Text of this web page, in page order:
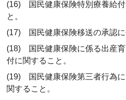
(16) 国民健康保険特別療養給付
と。
(17) 国民健康保険移送の承認に
(18) 国民健康保険に係る出産
付に関すること。
(19) 国民健康保険第三者行為
関すること。